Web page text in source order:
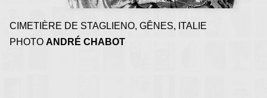
CIMETIÈRE DE STAGLIENO, GÊNES, ITALIE
PHOTO ANDRÉ CHABOT